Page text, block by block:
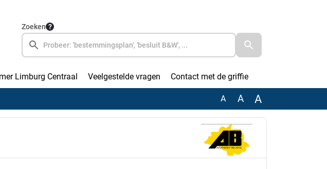
Zoeken
Limburg Centraal Veelgestelde vragen Contact met de griffie
A A A